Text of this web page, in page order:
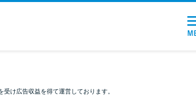
総合人気ランキング
け広告収益を得て運営しております。